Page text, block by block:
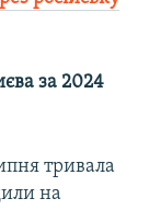
за 2024
тривала
на